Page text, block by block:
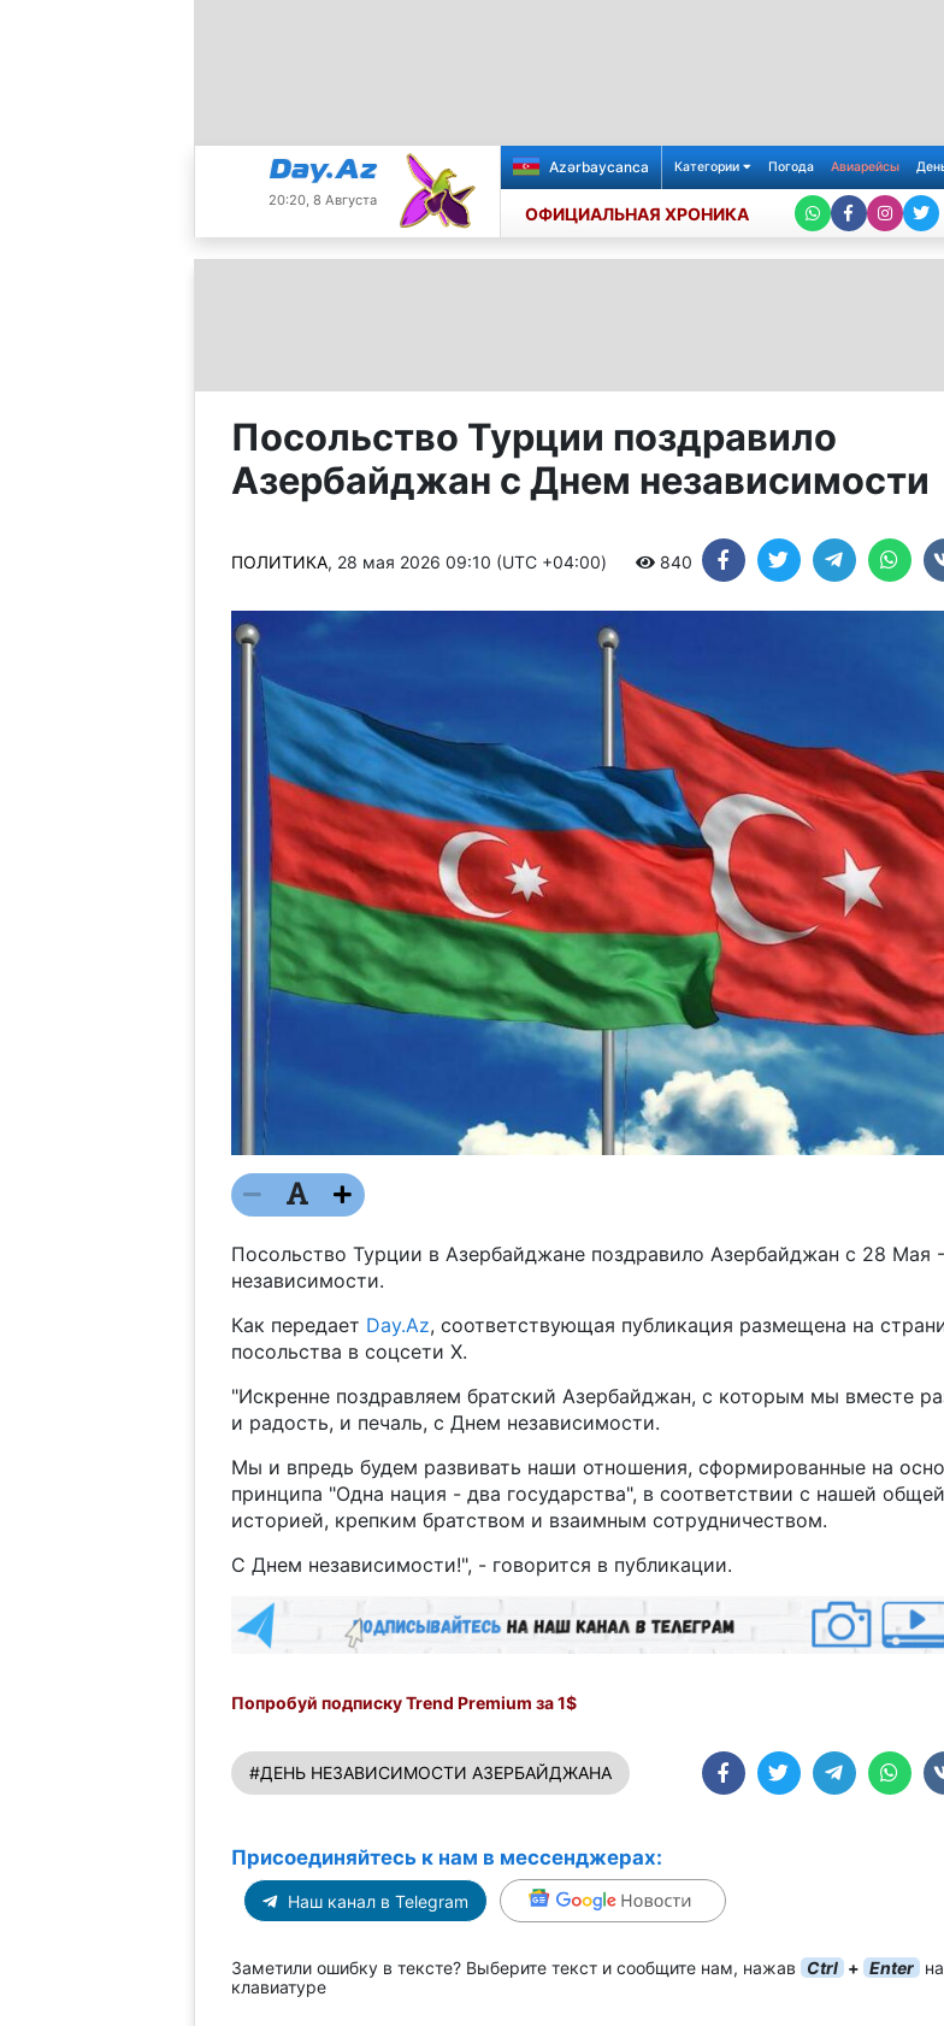
20:20, 8 Августа
Azərbaycanca Категории Погода Авиарейсы
ОФИЦИАЛЬНАЯ ХРОНИКА
Посольство Турции поздравило
Азербайджан с Днем независимости
ПОЛИТИКА, 28 мая 2026 09:10 (UTC +04:00) 840
Посольство Турции в Азербайджане поздравило Азербайджан с 28 Мая
независимости.
Как передает Day.Az, соответствующая публикация размещена на
посольства в соцсети X.
"Искренне поздравляем братский Азербайджан, с которым мы вместе
и радость, и печаль, с Днем независимости.
Мы и впредь будем развивать наши отношения, сформированные на
принципа "Одна нация - два государства", в соответствии с нашей общей
историей, крепким братством и взаимным сотрудничеством.
С Днем независимости!", - говорится в публикации.
Попробуй подписку Trend Premium за 1$
#ДЕНЬ НЕЗАВИСИМОСТИ АЗЕРБАЙДЖАНА
Присоединяйтесь к нам в мессенджерах:
Наш канал в Telegram
Заметили ошибку в тексте? Выберите текст и сообщите нам, нажав Ctrl + Enter на
клавиатуре